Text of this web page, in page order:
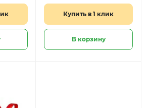
Купить в 1 клик
В корзину